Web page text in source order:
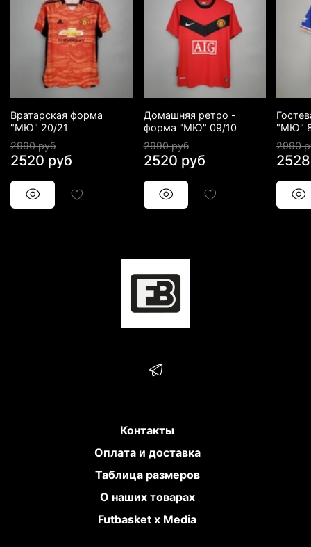
Вратарская форма
"МЮ" 20/21
2990 руб
2520 руб
Домашняя ретро -
форма "МЮ" 09/10
2990 руб
2520 руб
"МЮ"
2990
Контакты
Оплата и доставка
Таблица размеров
О наших товарах
Futbasket x Media